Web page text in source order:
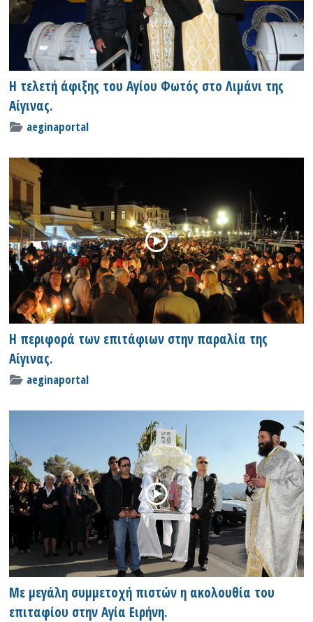
Η τελετή άφιξης του Αγίου Φωτός στο Λιμάνι της
Αίγινας.
aeginaportal
Η περιφορά των επιτάφιων στην παραλία της
Αίγινας.
aeginaportal
Με μεγάλη συμμετοχή πιστών η ακολουθία του
επιταφίου στην Αγία Ειρήνη.